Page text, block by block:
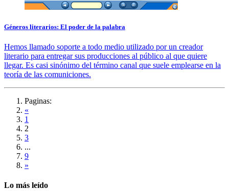
Géneros literarios: El poder de la palabra
Hemos llamado soporte a todo medio utilizado por un creador
literario para entregar sus producciones al público al que quiere
llegar. Es casi sinónimo del término canal que suele emplearse en la
teoría de las comuniciones.
Paginas:
«
1
2
3
...
9
»
Lo más leído